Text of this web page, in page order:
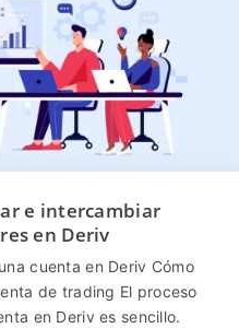
e intercambiar
en Deriv
cuenta en Deriv Cómo
de trading El proceso
en Deriv es sencillo.